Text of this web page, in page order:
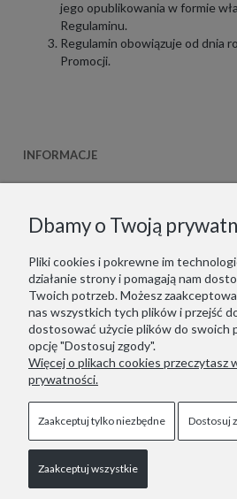
jego opublikowania w formie
Regulaminu.
Regulamin obowiązuje od dnia
Promocji.
INFORMACJE
KONTAKT
Jesteśmy zarejestrowani w
(Verpackungsregister):
Wir sind im deutschen
Pokaż pełną wersję
Dbamy o Twoją
Pliki cookies i pokrewne im
działanie strony i pomagają nam
Twoich potrzeb. Możesz
nas wszystkich tych plików i przejść
dostosować użycie plików do swoich
opcję "Dostosuj zgody".
Więcej o plikach cookies przeczytasz
prywatności.
Zaakceptuj tylko niezbędne Dostosuj
Zaakceptuj wszystkie